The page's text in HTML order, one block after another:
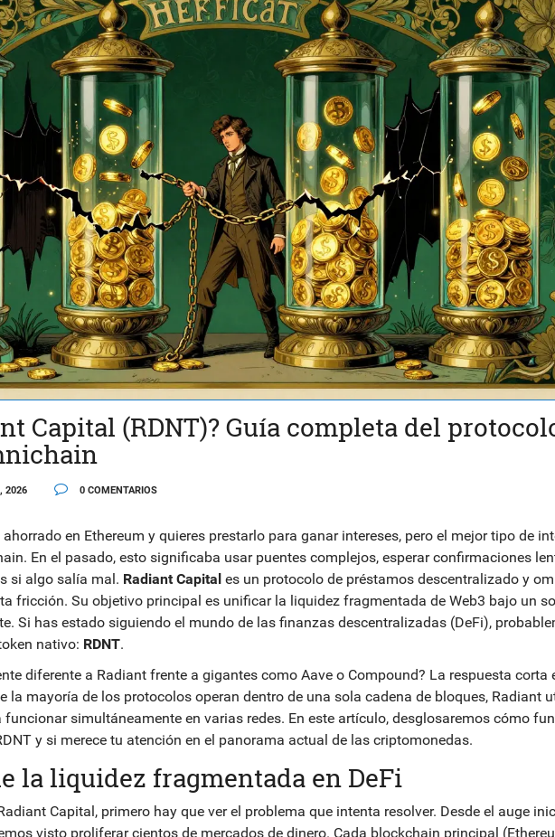
Capital (RDNT)? Guía completa del
2026 0 COMENTARIOS
en Ethereum y quieres prestarlo para ganar intereses, pero el mejor tipo de
En el pasado, esto significaba usar puentes complejos, esperar confirmaciones
si algo salía mal. Radiant Capital es un protocolo de préstamos descentralizado y
fricción. Su objetivo principal es unificar la liquidez fragmentada de Web3 bajo un
Si has estado siguiendo el mundo de las finanzas descentralizadas (DeFi),
nativo: RDNT.
diferente a Radiant frente a gigantes como Aave o Compound? La respuesta corta
la mayoría de los protocolos operan dentro de una sola cadena de bloques, Radiant
simultáneamente en varias redes. En este artículo, desglosaremos cómo
y si merece tu atención en el panorama actual de las criptomonedas.
la liquidez fragmentada en DeFi
Capital, primero hay que ver el problema que intenta resolver. Desde el auge
visto proliferar cientos de mercados de dinero. Cada blockchain principal